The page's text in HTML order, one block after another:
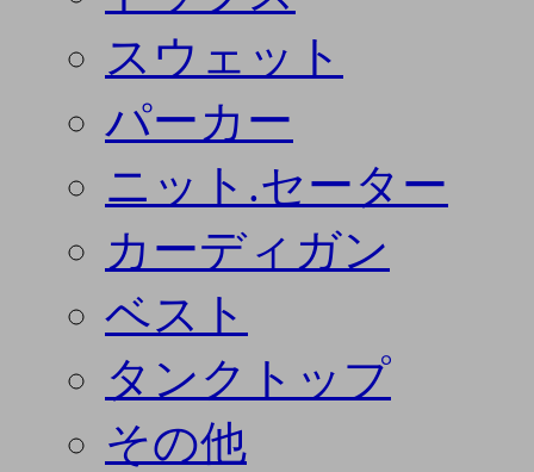
スウェット
パーカー
ニット.セーター
カーディガン
ベスト
タンクトップ
その他